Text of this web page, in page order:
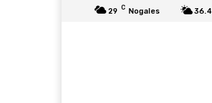
29 C Nogales 36.4